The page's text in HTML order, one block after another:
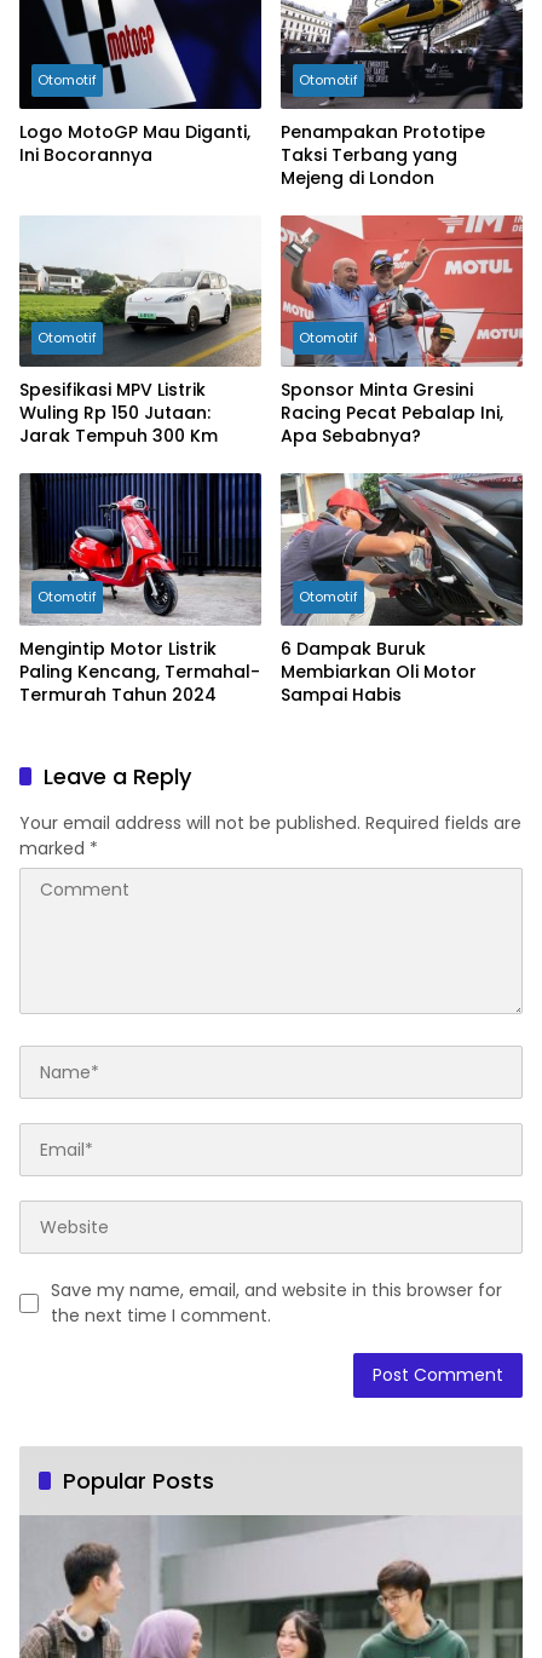
Otomotif
Logo MotoGP Mau Diganti,
Ini Bocorannya
Otomotif
Penampakan Prototipe
Taksi Terbang yang
Mejeng di London
Otomotif
Spesifikasi MPV Listrik
Wuling Rp 150 Jutaan:
Jarak Tempuh 300 Km
Otomotif
Sponsor Minta Gresini
Racing Pecat Pebalap Ini,
Apa Sebabnya?
Otomotif
Mengintip Motor Listrik
Paling Kencang, Termahal-
Termurah Tahun 2024
Otomotif
6 Dampak Buruk
Membiarkan Oli Motor
Sampai Habis
Leave a Reply
Your email address will not be published. Required fields are
marked *
Save my name, email, and website in this browser for
the next time I comment.
Popular Posts